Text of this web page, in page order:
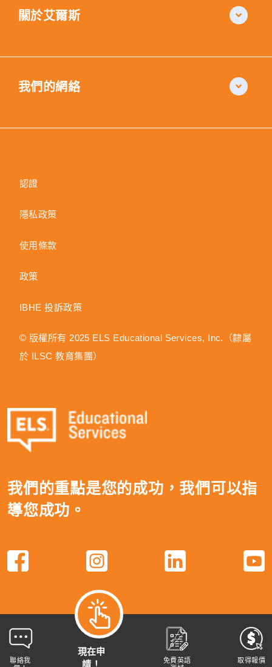
聯絡我
取得報價
免費英語
現在申
請！
我們的重點是您的成功，我們可以指
導您成功。
關於艾爾斯
我們的網絡
認證
隱私政策
使用條款
政策
IBHE 投訴政策
© 版權所有 2025 ELS Educational Services, Inc.（隸屬
於 ILSC 教育集團）